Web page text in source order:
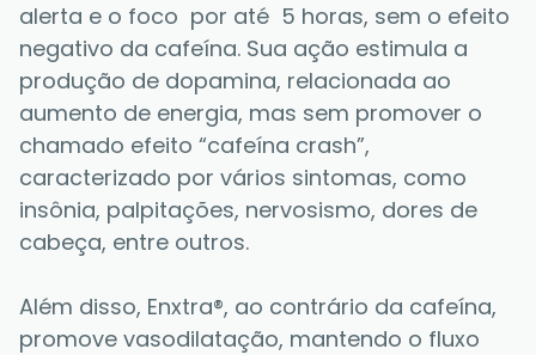
alerta e o foco  por até  5 horas, sem o efeito
negativo da cafeína. Sua ação estimula a
produção de dopamina, relacionada ao
aumento de energia, mas sem promover o
chamado efeito “cafeína crash”,
caracterizado por vários sintomas, como
insônia, palpitações, nervosismo, dores de
cabeça, entre outros.
Além disso, Enxtra®, ao contrário da cafeína,
promove vasodilatação, mantendo o fluxo